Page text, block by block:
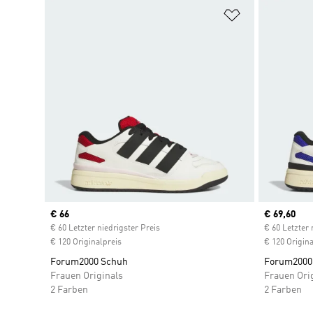
Current price
€ 66
€ 60 Letzter niedrigster Preis
€ 120 Originalpreis
Forum2000 Schuh
Frauen Originals
2 Farben
Current
€ 69,60
€ 60 Letzter
€ 120
Frauen
2 Farben